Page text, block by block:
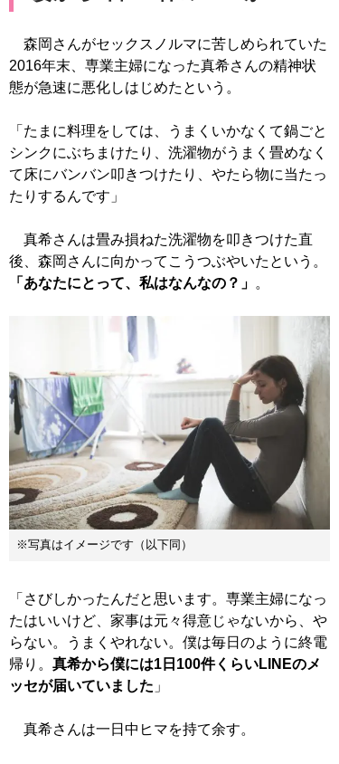
森岡さんがセックスノルマに苦しめられていた
2016年末、専業主婦になった真希さんの精神状
態が急速に悪化しはじめたという。
「たまに料理をしては、うまくいかなくて鍋ごと
シンクにぶちまけたり、洗濯物がうまく畳めなく
て床にバンバン叩きつけたり、やたら物に当たっ
たりするんです」
真希さんは畳み損ねた洗濯物を叩きつけた直
後、森岡さんに向かってこうつぶやいたという。
「あなたにとって、私はなんなの？」 。
※写真はイメージです（以下同）
「さびしかったんだと思います。専業主婦になっ
たはいいけど、家事は元々得意じゃないから、や
らない。うまくやれない。僕は毎日のように終電
帰り。 真希から僕には1日100件くらいLINEのメ
ッセが届いていました 」
真希さんは一日中ヒマを持て余す。